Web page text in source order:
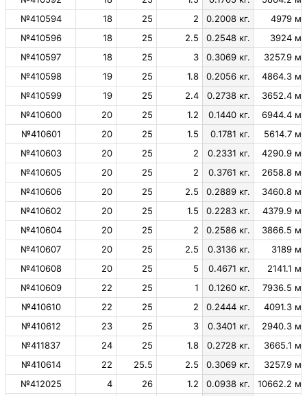
№410594
18 25 2 0.2008 кг.
4979 м.
№410596
18 25 2.5 0.2548 кг.
3924 м.
№410597
18 25 3 0.3069 кг.
3257.9 м.
№410598
19 25 1.8 0.2056 кг.
4864.3 м.
№410599
19 25 2.4 0.2738 кг.
3652.4 м.
№410600
20 25 1.2 0.1440 кг.
6944.4 м.
№410601
20 25 1.5 0.1781 кг.
5614.7 м.
№410603
20 25 2 0.2331 кг.
4290.9 м.
№410605
20 25 2 0.3761 кг.
2658.8 м.
№410606
20 25 2.5 0.2889 кг.
3460.8 м.
№410602
20 25 1.5 0.2283 кг.
4379.9 м.
№410604
20 25 2 0.2586 кг.
3866.5 м.
№410607
20 25 2.5 0.3136 кг.
3189 м.
№410608
20 25 5 0.4671 кг.
2141.1 м.
№410609
22 25 1 0.1260 кг.
7936.5 м.
№410610
22 25 2 0.2444 кг.
4091.3 м.
№410612
23 25 3 0.3401 кг.
2940.3 м.
№411837
24 25 1.8 0.2728 кг.
3665.1 м.
№410614
22 25.5 2.5 0.3069 кг.
3257.9 м.
№412025
4 26 1.2 0.0938 кг.
10662.2 м.